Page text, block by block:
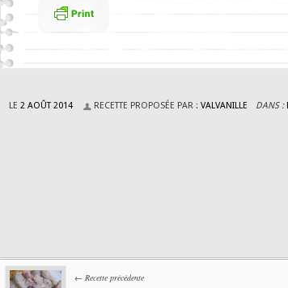
LE 2 AOÛT 2014 RECETTE PROPOSÉE PAR : VALVANILLE DANS :
← Recette précédente